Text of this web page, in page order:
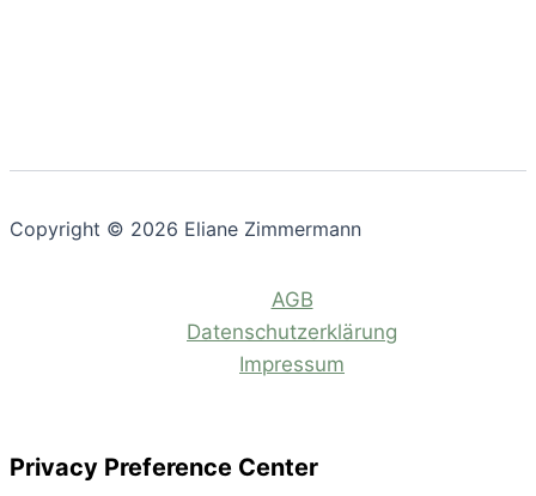
Copyright © 2026 Eliane Zimmermann
AGB
Datenschutzerklärung
Impressum
Privacy Preference Center